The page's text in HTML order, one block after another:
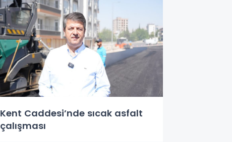
Kent Caddesi’nde sıcak asfalt
çalışması